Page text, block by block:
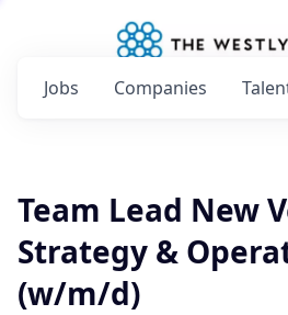
Jobs Companies
Team Lead New
Strategy &
(w/m/d)